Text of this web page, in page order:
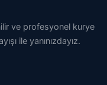
ve profesyonel kurye
ile yanınızdayız.